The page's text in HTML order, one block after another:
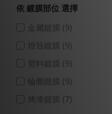
依 鍍膜部位 選擇
金屬鍍膜 (9)
燈殼鍍膜 (9)
塑料鍍膜 (9)
輪圈鍍膜 (9)
烤漆鍍膜 (7)